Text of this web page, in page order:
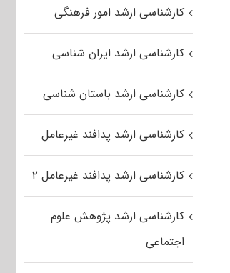
کارشناسی ارشد امور فرهنگی
کارشناسی ارشد ایران شناسی
کارشناسی ارشد باستان شناسی
کارشناسی ارشد پدافند غیرعامل
کارشناسی ارشد پدافند غیرعامل ۲
کارشناسی ارشد پژوهش علوم
اجتماعی